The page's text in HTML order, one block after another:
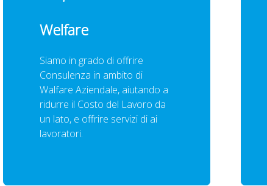
Welfare
Siamo in grado di offrire
Consulenza in ambito di
Walfare Aziendale, aiutando a
ridurre il Costo del Lavoro da
un lato, e offrire servizi di ai
lavoratori.